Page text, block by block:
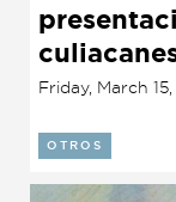
Friday, March 15,
OTROS